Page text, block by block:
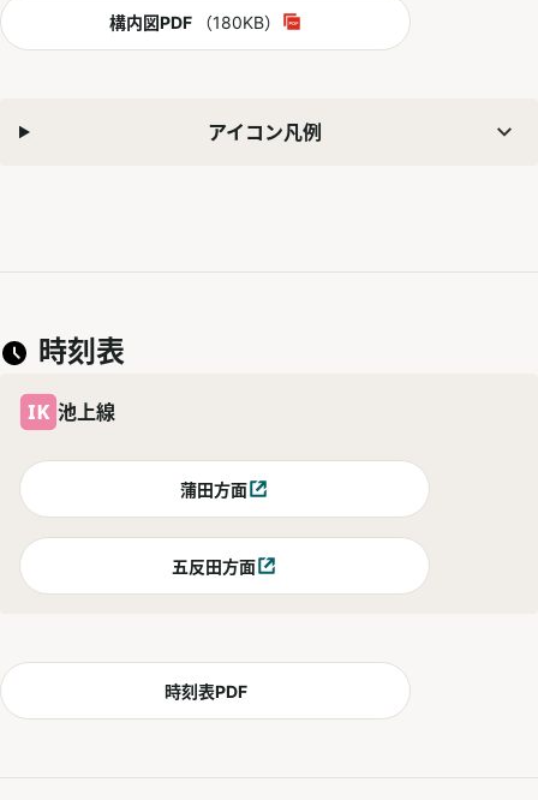
構内図PDF PDF
（180KB）
別ウィンドウで開く
アイコン凡例
時刻表
池上線
蒲田方面別ウィンドウで開く
五反田方面別ウィンドウで開く
時刻表PDF